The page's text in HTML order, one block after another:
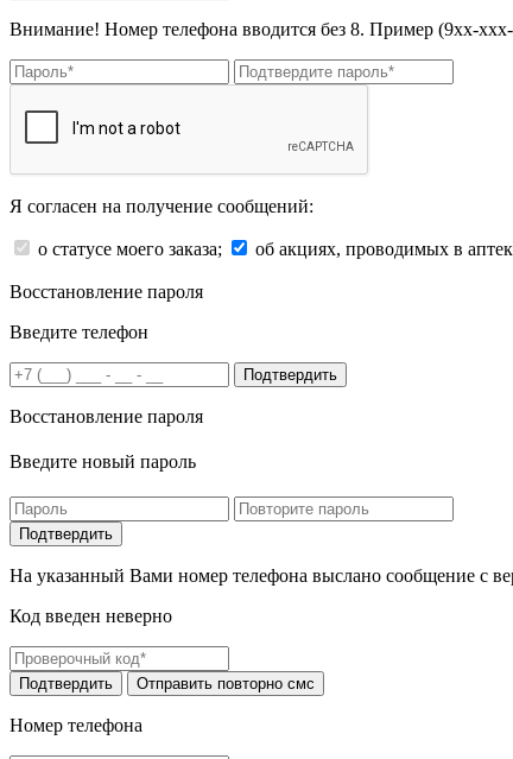
Внимание! Номер телефона вводится без 8. Пример (9хх-
Я согласен на получение сообщений:
о статусе моего заказа; об акциях, проводимых в
Восстановление пароля
Введите телефон
Подтвердить
Восстановление пароля
Введите новый пароль
На указанный Вами номер телефона выслано сообщение с
Код введен неверно
Номер телефона